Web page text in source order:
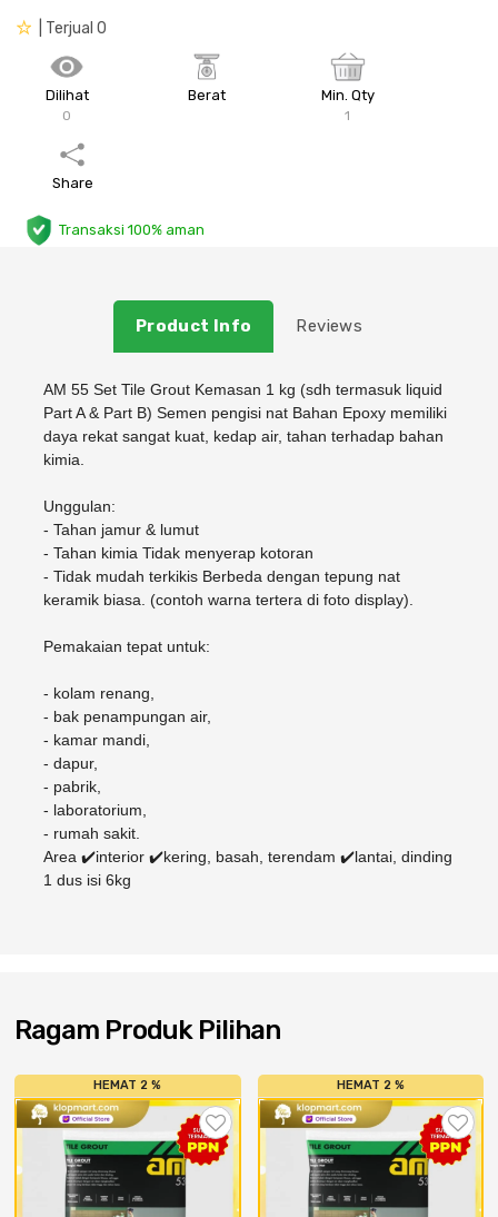
Sanitari & Aksesorisnya
Scaffolding
Konstruksi
Atap & Lantai
Saniter
Besi Profil & Plat
Pompa dan Pipa
| Terjual 0
Dilihat
0
Berat Min. Qty
1
Share
Transaksi 100% aman
Product Info Reviews
AM 55 Set Tile Grout Kemasan 1 kg (sdh termasuk liquid
Part A & Part B) Semen pengisi nat Bahan Epoxy memiliki
daya rekat sangat kuat, kedap air, tahan terhadap bahan
kimia.
Unggulan:
- Tahan jamur & lumut
- Tahan kimia Tidak menyerap kotoran
- Tidak mudah terkikis Berbeda dengan tepung nat
keramik biasa. (contoh warna tertera di foto display).
Pemakaian tepat untuk:
- kolam renang,
- bak penampungan air,
- kamar mandi,
- dapur,
- pabrik,
- laboratorium,
- rumah sakit.
Area ✔️interior ✔️kering, basah, terendam ✔️lantai, dinding
1 dus isi 6kg
Ragam Produk Pilihan
HEMAT 2 % HEMAT 2 %